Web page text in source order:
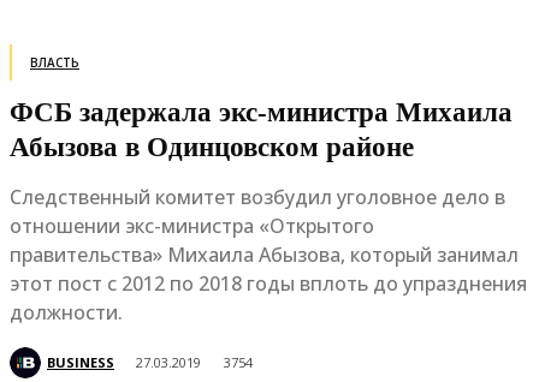
ВЛАСТЬ
ФСБ задержала экс-министра Михаила
Абызова в Одинцовском районе
Следственный комитет возбудил уголовное дело в
отношении экс-министра «Открытого
правительства» Михаила Абызова, который занимал
этот пост с 2012 по 2018 годы вплоть до упразднения
должности.
BUSINESS 27.03.2019 3754